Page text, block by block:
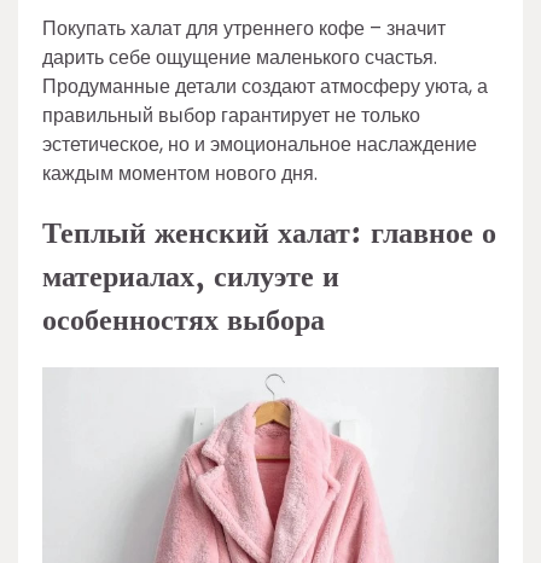
Покупать халат для утреннего кофе – значит
дарить себе ощущение маленького счастья.
Продуманные детали создают атмосферу уюта, а
правильный выбор гарантирует не только
эстетическое, но и эмоциональное наслаждение
каждым моментом нового дня.
Теплый женский халат: главное о
материалах, силуэте и
особенностях выбора